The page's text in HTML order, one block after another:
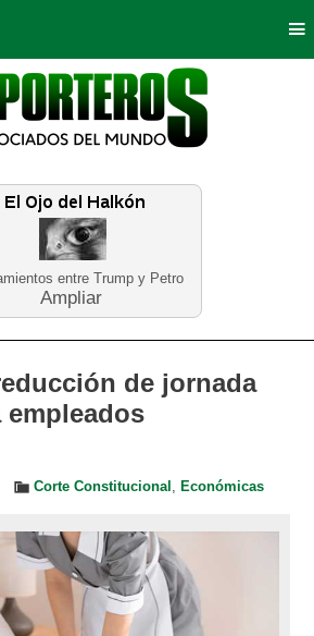
entre Trump y Petro
Ampliar
Opinión Bogotá
Tierra Deportes
Educación Neira
de jornada
empleados
Corte Constitucional , Económicas